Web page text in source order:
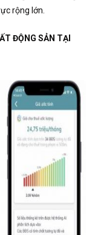
rộng lớn.
ĐỘNG SẢN TẠI